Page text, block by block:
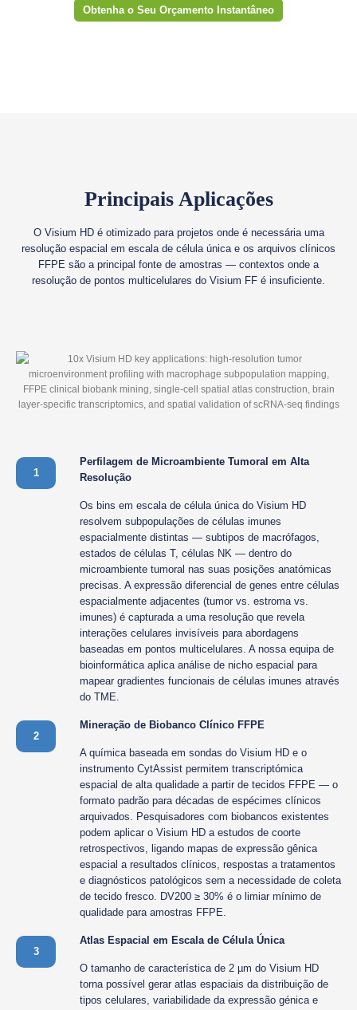
Obtenha o Seu Orçamento Instantâneo
Principais Aplicações
O Visium HD é otimizado para projetos onde é necessária uma
resolução espacial em escala de célula única e os arquivos clínicos
FFPE são a principal fonte de amostras — contextos onde a
resolução de pontos multicelulares do Visium FF é insuficiente.
1
Perfilagem de Microambiente Tumoral em Alta
Resolução
Os bins em escala de célula única do Visium HD
resolvem subpopulações de células imunes
espacialmente distintas — subtipos de macrófagos,
estados de células T, células NK — dentro do
microambiente tumoral nas suas posições anatómicas
precisas. A expressão diferencial de genes entre células
espacialmente adjacentes (tumor vs. estroma vs.
imunes) é capturada a uma resolução que revela
interações celulares invisíveis para abordagens
baseadas em pontos multicelulares. A nossa equipa de
bioinformática aplica análise de nicho espacial para
mapear gradientes funcionais de células imunes através
do TME.
2
Mineração de Biobanco Clínico FFPE
A química baseada em sondas do Visium HD e o
instrumento CytAssist permitem transcriptómica
espacial de alta qualidade a partir de tecidos FFPE — o
formato padrão para décadas de espécimes clínicos
arquivados. Pesquisadores com biobancos existentes
podem aplicar o Visium HD a estudos de coorte
retrospectivos, ligando mapas de expressão gênica
espacial a resultados clínicos, respostas a tratamentos
e diagnósticos patológicos sem a necessidade de coleta
de tecido fresco. DV200 ≥ 30% é o limiar mínimo de
qualidade para amostras FFPE.
3
Atlas Espacial em Escala de Célula Única
O tamanho de característica de 2 µm do Visium HD
torna possível gerar atlas espaciais da distribuição de
tipos celulares, variabilidade da expressão génica e